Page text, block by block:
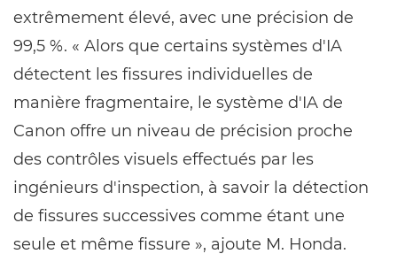
extrêmement élevé, avec une précision de
99,5 %. « Alors que certains systèmes d'IA
détectent les fissures individuelles de
manière fragmentaire, le système d'IA de
Canon offre un niveau de précision proche
des contrôles visuels effectués par les
ingénieurs d'inspection, à savoir la détection
de fissures successives comme étant une
seule et même fissure », ajoute M. Honda.